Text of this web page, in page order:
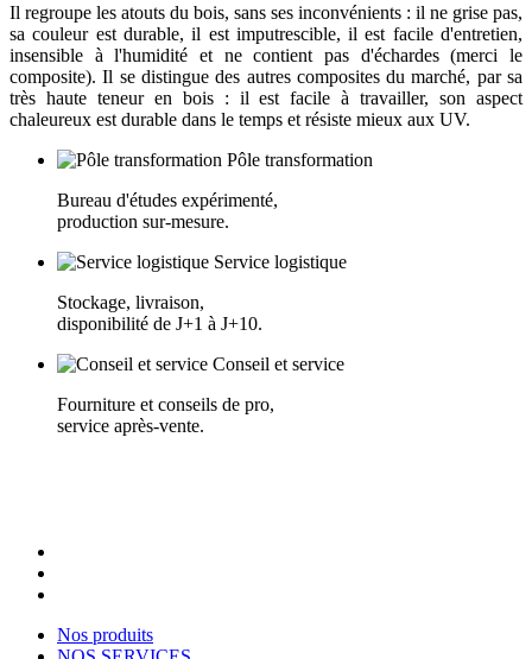
Il regroupe les atouts du bois, sans ses inconvénients : il ne grise pas,
sa couleur est durable, il est imputrescible, il est facile d'entretien,
insensible à l'humidité et ne contient pas d'échardes (merci le
composite). Il se distingue des autres composites du marché, par sa
très haute teneur en bois : il est facile à travailler, son aspect
chaleureux est durable dans le temps et résiste mieux aux UV.
Pôle transformation
Bureau d'études expérimenté,
production sur-mesure.
Service logistique
Stockage, livraison,
disponibilité de J+1 à J+10.
Conseil et service
Fourniture et conseils de pro,
service après-vente.
Nos produits